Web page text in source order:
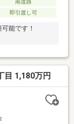
南道路
即引渡し可
能です！
目 1,180万円
2